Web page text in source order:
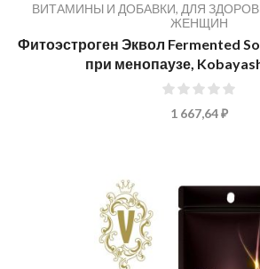
ВИТАМИНЫ И ДОБАВКИ, ДЛЯ
ЖЕНЩИН
Фитоэстроген Эквол Fermented
при менопаузе,
1 667,64 ₽